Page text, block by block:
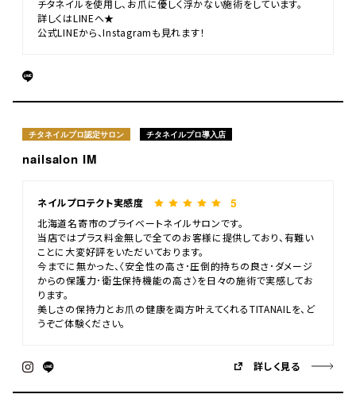
チタネイルを使用し、お爪に優しく浮かない施術をしています。
詳しくはLINEへ★
公式LINEから、Instagramも見れます！
チタネイルプロ認定サロン チタネイルプロ導入店
nailsalon IM
ネイルプロテクト実感度 5
北海道名寄市のプライベートネイルサロンです。
当店ではプラス料金無しで全てのお客様に提供しており、有難い
ことに大変好評をいただいております。
今までに無かった、〈安全性の高さ･圧倒的持ちの良さ･ダメージ
からの保護力･衛生保持機能の高さ〉を日々の施術で実感してお
ります。
美しさの保持力とお爪の健康を両方叶えてくれるTITANAILを、ど
うぞご体験ください。
詳しく見る